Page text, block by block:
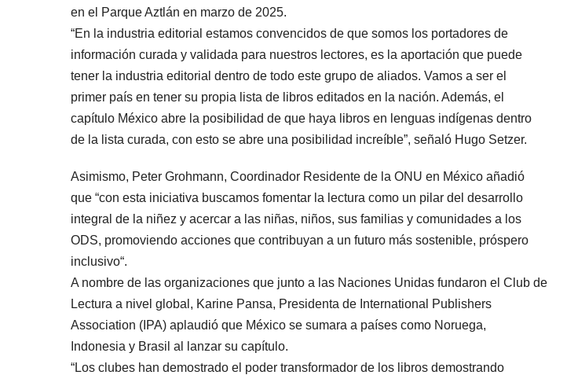
en el Parque Aztlán en marzo de 2025.
“En la industria editorial estamos convencidos de que somos los portadores de
información curada y validada para nuestros lectores, es la aportación que puede
tener la industria editorial dentro de todo este grupo de aliados. Vamos a ser el
primer país en tener su propia lista de libros editados en la nación. Además, el
capítulo México abre la posibilidad de que haya libros en lenguas indígenas dentro
de la lista curada, con esto se abre una posibilidad increíble”, señaló Hugo Setzer.
Asimismo, Peter Grohmann, Coordinador Residente de la ONU en México añadió
que “con esta iniciativa buscamos fomentar la lectura como un pilar del desarrollo
integral de la niñez y acercar a las niñas, niños, sus familias y comunidades a los
ODS, promoviendo acciones que contribuyan a un futuro más sostenible, próspero
inclusivo“.
A nombre de las organizaciones que junto a las Naciones Unidas fundaron el Club de
Lectura a nivel global, Karine Pansa, Presidenta de International Publishers
Association (IPA) aplaudió que México se sumara a países como Noruega,
Indonesia y Brasil al lanzar su capítulo.
“Los clubes han demostrado el poder transformador de los libros demostrando